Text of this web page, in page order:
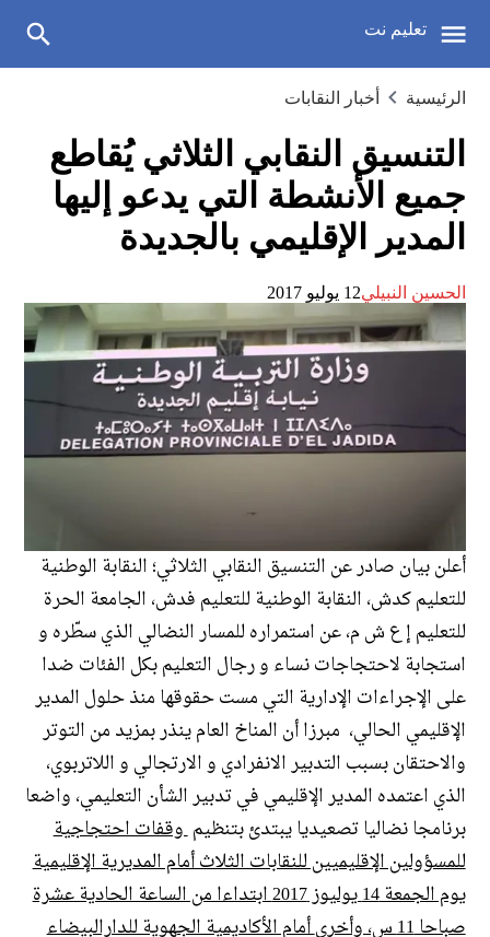
تعليم نت
الرئيسية أخبار النقابات
التنسيق النقابي الثلاثي يُقاطع
جميع الأنشطة التي يدعو إليها
المدير الإقليمي بالجديدة
الحسين النبيلي12 يوليو 2017
أعلن بيان صادر عن التنسيق النقابي الثلاثي؛ النقابة الوطنية
للتعليم كدش، النقابة الوطنية للتعليم فدش، الجامعة الحرة
للتعليم إ ع ش م، عن استمراره للمسار النضالي الذي سطّره و
استجابة لاحتجاجات نساء و رجال التعليم بكل الفئات ضدا
على الإجراءات الإدارية التي مست حقوقها منذ حلول المدير
الإقليمي الحالي، مبرزا أن المناخ العام ينذر بمزيد من التوتر
والاحتقان بسبب التدبير الانفرادي و الارتجالي و اللاتربوي،
الذي اعتمده المدير الإقليمي في تدبير الشأن التعليمي، واضعا
برنامجا نضاليا تصعيديا يبتدئ بتنظيموقفات احتجاجية
للمسؤولين الإقليميين للنقابات الثلاث أمام المديرية الإقليمية
يوم الجمعة 14 يوليوز 2017 ابتداءا من الساعة الحادية عشرة
صباحا11 س، وأخرى
أمام الأكاديمية الجهوية للدارالبيضاء